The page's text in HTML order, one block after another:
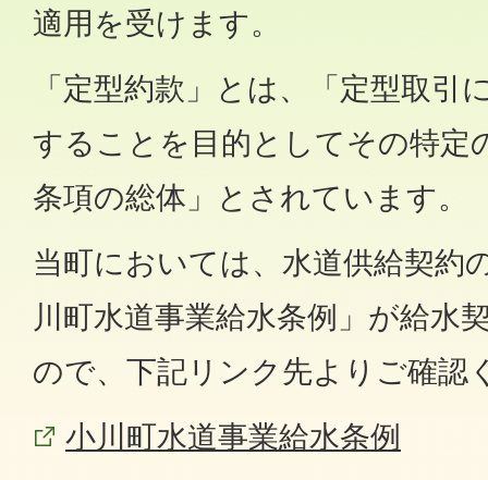
適用を受けます。
「定型約款」とは、「定型取引
することを目的としてその特定
条項の総体」とされています。
当町においては、水道供給契約
川町水道事業給水条例」が給水
ので、下記リンク先よりご確認
小川町水道事業給水条例